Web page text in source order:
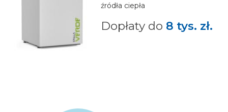
źródła ciepła
Dopłaty do 8 tys. zł.